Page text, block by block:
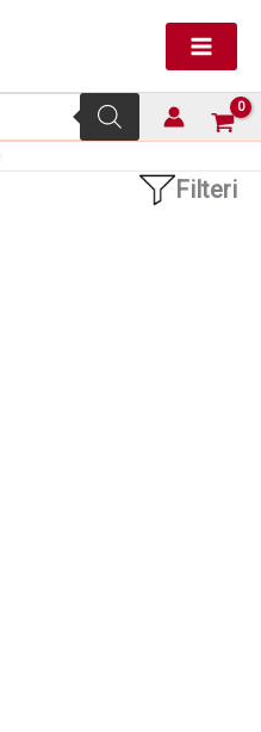
Filteri